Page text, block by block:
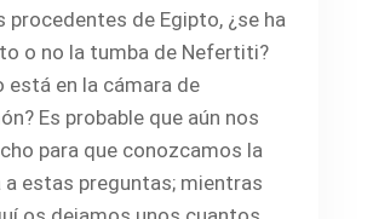
procedentes de Egipto, ¿se ha
o no la tumba de Nefertiti?
está en la cámara de
Es probable que aún nos
para que conozcamos la
a estas preguntas; mientras